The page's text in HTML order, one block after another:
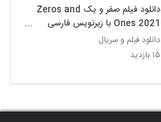
دانلود فیلم صفر و یک Zeros and
Ones 2021 با زیرنویس فارسی
چسبیده
دانلود فیلم و سریال
۱۵ بازدید